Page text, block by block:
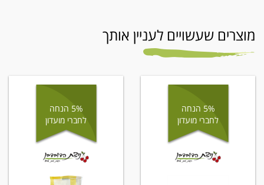
מוצרים שעשויים לעניין אותך
5% הנחה
לחברי מועדון
5% הנחה
לחברי מועדון